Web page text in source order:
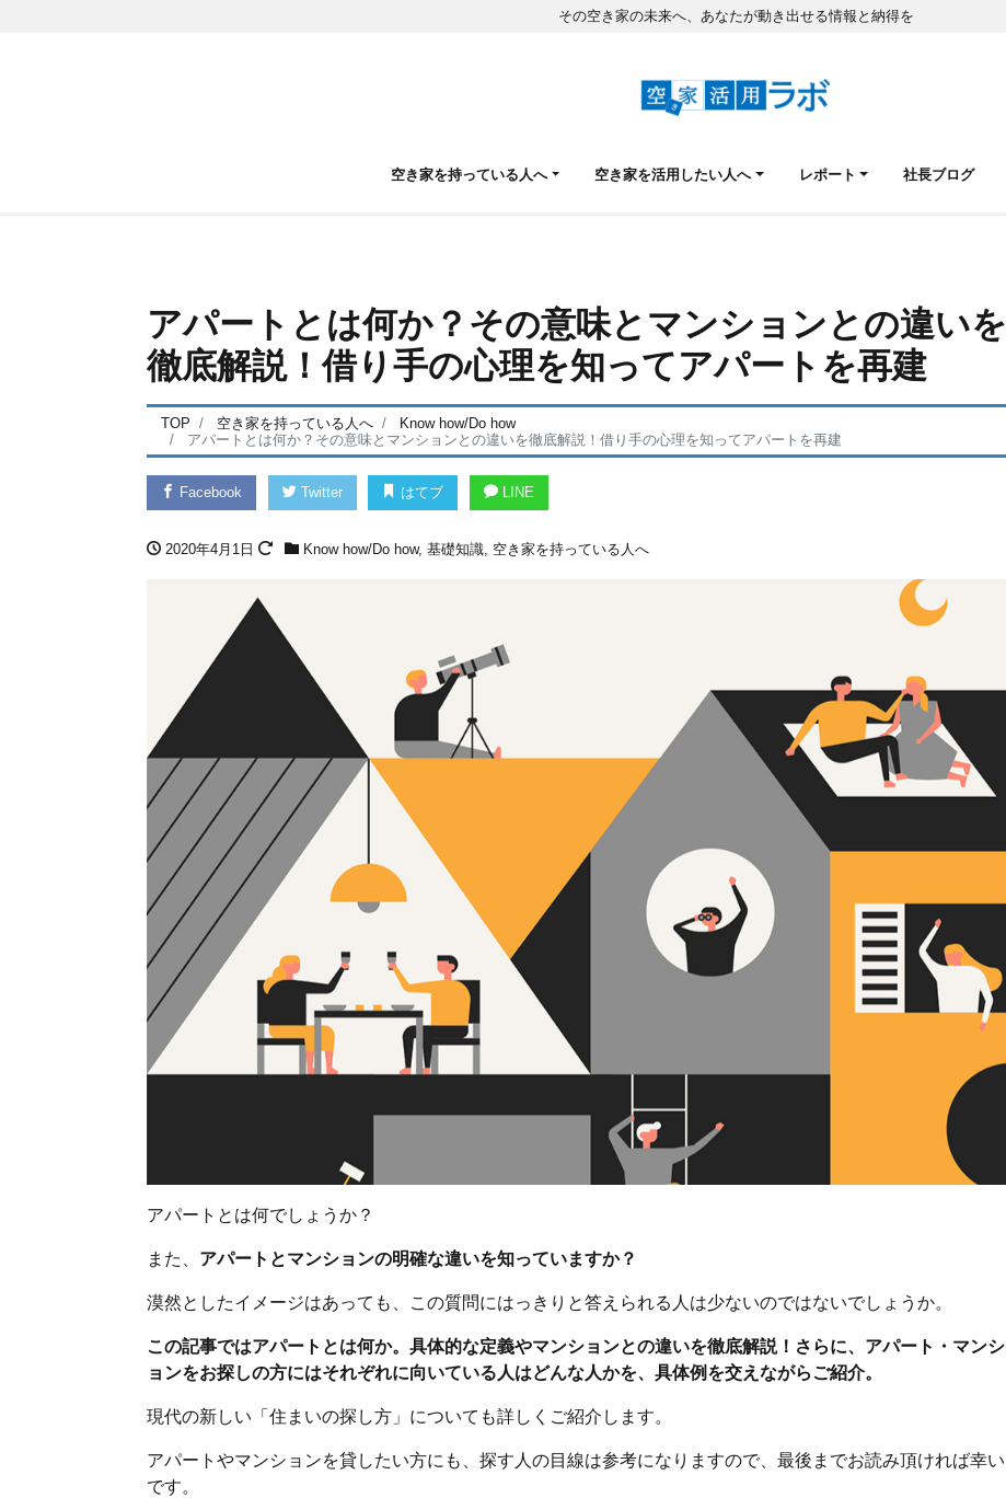
その空き家の未来へ、あなたが動き出せる情報と納得を
空き家を持っている人へ 空き家を活用したい人へ レポート 社長ブログ
アパートとは何か？その意味とマンションとの違いを
徹底解説！借り手の心理を知ってアパートを再建
TOP 空き家を持っている人へ
Know how/Do how
アパートとは何か？その意味とマンションとの違いを徹底解説！借り手の心理を知ってアパートを再建
Facebook Twitter はてブ LINE
2020年4月1日 Know how/Do how, 基礎知識, 空き家を持っている人へ
アパートとは何でしょうか？
また、 アパートとマンションの明確な違いを知っていますか？
漠然としたイメージはあっても、この質問にはっきりと答えられる人は少ないのではないでしょうか。
この記事ではアパートとは何か。具体的な定義やマンションとの違いを徹底解説！さらに、アパート・マンシ
ョンをお探しの方にはそれぞれに向いている人はどんな人かを、具体例を交えながらご紹介。
現代の新しい「住まいの探し方」についても詳しくご紹介します。
アパートやマンションを貸したい方にも、探す人の目線は参考になりますので、最後までお読み頂ければ幸い
です。